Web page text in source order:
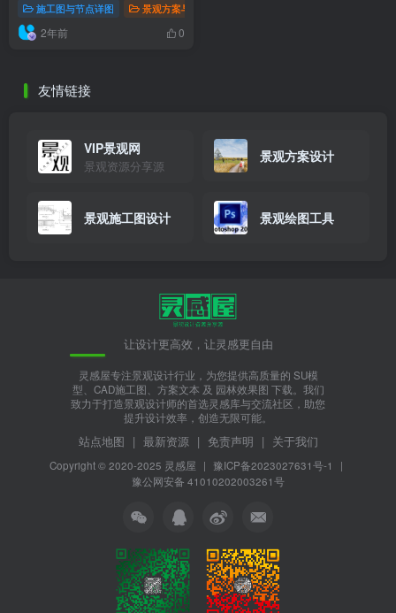
施工图与节点详图 景观方案与灵感
2年前 0
友情链接
VIP景观网
景观资源分享源
景观方案设计
景观施工图设计 景观绘图工具
让设计更高效，让灵感更自由
灵感屋专注景观设计行业，为您提供高质量的 SU模
型、CAD施工图、方案文本 及 园林效果图 下载。我们
致力于打造景观设计师的首选灵感库与交流社区，助您
提升设计效率，创造无限可能。
站点地图 | 最新资源 | 免责声明 | 关于我们
Copyright © 2020-2025 灵感屋 | 豫ICP备2023027631号-1
|
豫公网安备 41010202003261号